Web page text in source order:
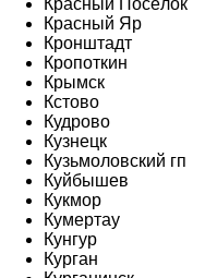
Красный Посёлок
Красный Яр
Кронштадт
Кропоткин
Крымск
Кстово
Кудрово
Кузнецк
Кузьмоловский гп
Куйбышев
Кукмор
Кумертау
Кунгур
Курган